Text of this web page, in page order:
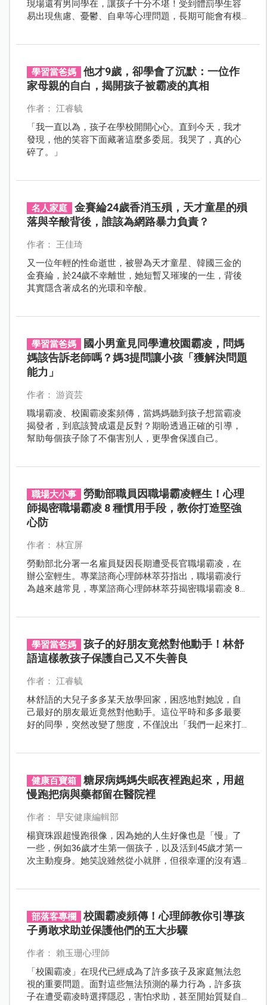
現場還有男同學在，讓孩子十分不堪！受到體罰學生容
易出現焦慮、憂鬱、自卑等心理問題，長期可能會有模
學習當爸媽
他才9歲，卻學會了沉默：一位作
家母親的自白，揭開孩子被霸凌的真相
作者： 江睿毓
「我一直以為，孩子在學校開開心心。直到今天，我才
發現，他的笑容下面藏著這麼多委屈。我哭了，真的心
碎了。」
名人家庭
金賽綸24歲香消玉殞，天才童星的殞
落與辛酸背後，誰該為網路暴力負責？
作者： 王佳琦
又一位年輕的性命逝世，被譽為天才童星、韓國三金的
金賽綸，於24歲不幸離世，她短暫又璀璨的一生，背後
其實隱含著成名的光環和辛酸。
學習當爸媽
國小男童見同學遭校園霸凌，問媽
媽該告訴老師嗎？媽3提問讓小孩「獲解決問題
能力」
作者： 游資芸
職場霸凌、校園霸凌案頻傳，當媽媽聽到孩子想當霸凌
揭發者，到底該贊成還是反對？期盼透過正確的引導，
幫助每個孩子除了不傷害別人，更學會保護自己。
職場大小事
勞動部職員因職場霸凌輕生！心理
師揭密職場霸凌 8 種慣用手段，教你打造堅強
心防
作者： 林宜屏
勞動部北分署一名雇員疑因長期遭受長官職場霸凌，在
辦公室輕生。專業諮商心理師林萃芬指出，職場霸凌行
為越來越常見，專業諮商心理師林萃芬揭密職場霸凌 8
學習當爸媽
孩子的好朋友竟然對他動手！林舒
語這樣教孩子保護自己又不失善良
作者： 江睿毓
林舒語的大兒子多多某天放學回家，困惑地對她說，自
己最好的朋友最近竟然對他動手。這位平時和多多最要
好的同學，突然改變了態度，不僅說出「我們一起來打
健康百寶箱
糖尿病媽媽失眠夜裡跑起來，用超
慢跑把病與藥都留在醫院裡
作者： 早安健康編輯部
楊寶珠跟超慢跑很像，因為她的人生好像也是「慢」了
一些，例如36歲才生第一個孩子，以及活到45歲才第一
次主動瘦身。她笑說雖然從小就胖，但很幸運的沒有遇
部落客專欄
校園霸凌頻傳！心理師教你引導孩
子勇敢求助並保護他們的五大步驟
作者： 賴玉珊心理師
「校園霸凌」在現代已經成為了許多孩子及家庭無法忽
視的重要問題。面對這些無法預測的暴力行為，許多孩
子在遭受霸凌時選擇隱忍，害怕求助，甚至開始質疑自